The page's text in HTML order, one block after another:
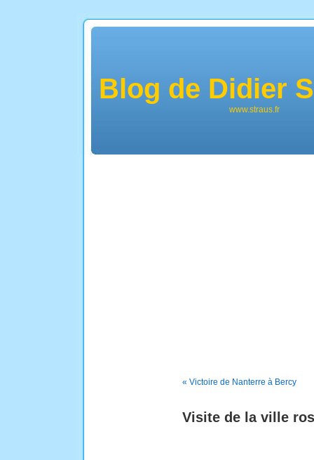
Blog de Didier
www.straus.fr
« Victoire de Nanterre à Bercy
Visite de la ville